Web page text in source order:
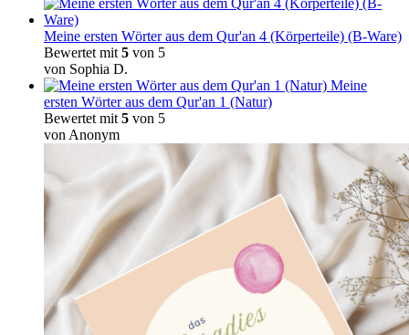
Meine ersten Wörter aus dem Qur'an 4 (Körperteile) (B-Ware)
Bewertet mit 5 von 5
von Sophia D.
Meine
ersten Wörter aus dem Qur'an 1 (Natur)
Bewertet mit 5 von 5
von Anonym